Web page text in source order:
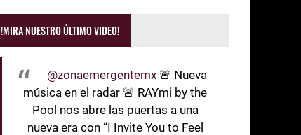
!MIRA NUESTRO ÚLTIMO VIDEO!
@zonaemergentemx 🚨 Nueva
música en el radar 🚨 RAYmi by the
Pool nos abre las puertas a una
nueva era con “I Invite You to Feel